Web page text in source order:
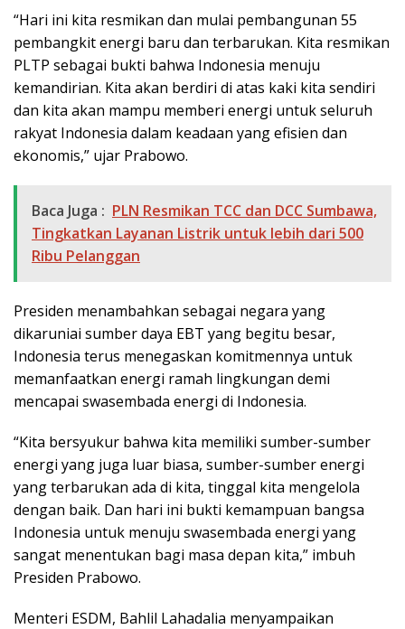
“Hari ini kita resmikan dan mulai pembangunan 55
pembangkit energi baru dan terbarukan. Kita resmikan
PLTP sebagai bukti bahwa Indonesia menuju
kemandirian. Kita akan berdiri di atas kaki kita sendiri
dan kita akan mampu memberi energi untuk seluruh
rakyat Indonesia dalam keadaan yang efisien dan
ekonomis,” ujar Prabowo.
Baca Juga : PLN Resmikan TCC dan DCC Sumbawa,
Tingkatkan Layanan Listrik untuk lebih dari 500
Ribu Pelanggan
Presiden menambahkan sebagai negara yang
dikaruniai sumber daya EBT yang begitu besar,
Indonesia terus menegaskan komitmennya untuk
memanfaatkan energi ramah lingkungan demi
mencapai swasembada energi di Indonesia.
“Kita bersyukur bahwa kita memiliki sumber-sumber
energi yang juga luar biasa, sumber-sumber energi
yang terbarukan ada di kita, tinggal kita mengelola
dengan baik. Dan hari ini bukti kemampuan bangsa
Indonesia untuk menuju swasembada energi yang
sangat menentukan bagi masa depan kita,” imbuh
Presiden Prabowo.
Menteri ESDM, Bahlil Lahadalia menyampaikan